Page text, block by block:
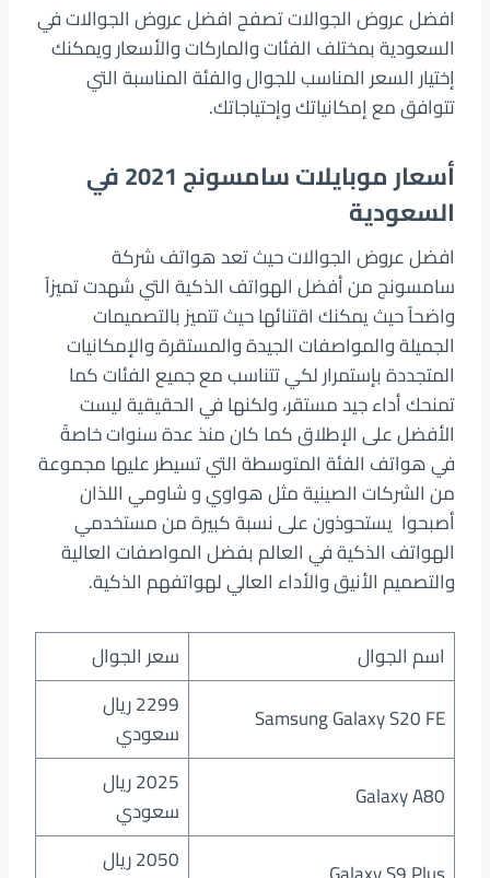
افضل عروض الجوالات تصفح افضل عروض الجوالات في
السعودية بمختلف الفئات والماركات والأسعار ويمكنك
إختيار السعر المناسب للجوال والفئة المناسبة التي
تتوافق مع إمكانياتك وإحتياجاتك.
أسعار موبايلات سامسونج 2021 في
السعودية
افضل عروض الجوالات حيث تعد هواتف شركة
سامسونج من أفضل الهواتف الذكية التي شهدت تميزاً
واضحاً حيث يمكنك اقتنائها حيث تتميز بالتصميمات
الجميلة والمواصفات الجيدة والمستقرة والإمكانيات
المتجددة بإستمرار لكي تتناسب مع جميع الفئات كما
تمنحك أداء جيد مستقر، ولكنها في الحقيقية ليست
الأفضل على الإطلاق كما كان منذ عدة سنوات خاصةً
في هواتف الفئة المتوسطة التي تسيطر عليها مجموعة
من الشركات الصينية مثل هواوي و شاومي اللذان
أصبحوا يستحوذون على نسبة كبيرة من مستخدمي
الهواتف الذكية في العالم بفضل المواصفات العالية
والتصميم الأنيق والأداء العالي لهواتفهم الذكية.
اسم الجوال
سعر الجوال
Samsung Galaxy S20 FE
2299 ريال
سعودي
Galaxy A80
2025 ريال
سعودي
2050 ريال